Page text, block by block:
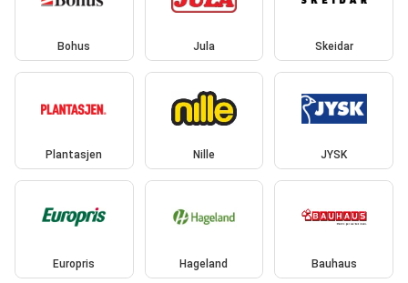
Bohus Jula Skeidar
Plantasjen Nille JYSK
Europris Hageland Bauhaus